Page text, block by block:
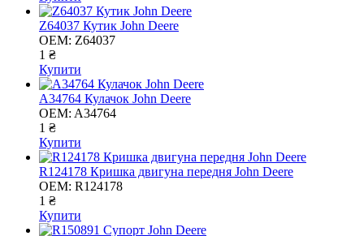
Z64037 Кутик John Deere
OEM: Z64037
1 ₴
Купити
A34764 Кулачок John Deere
OEM: A34764
1 ₴
Купити
R124178 Кришка двигуна передня John Deere
OEM: R124178
1 ₴
Купити